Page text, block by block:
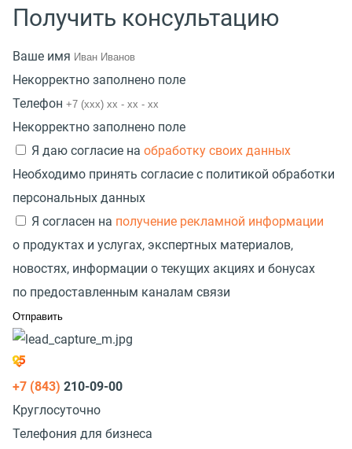
Получить консультацию
Ваше имя
Некорректно заполнено поле
Телефон
Некорректно заполнено поле
Я даю согласие на обработку своих данных
Необходимо принять согласие с политикой обработки
персональных данных
Я согласен на получение рекламной информации
о продуктах и услугах, экспертных материалов,
новостях, информации о текущих акциях и бонусах
по предоставленным каналам связи
+7 (843) 210-09-00
Круглосуточно
Телефония для бизнеса